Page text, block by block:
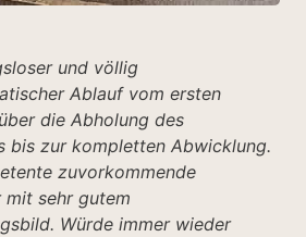
und völlig
Ablauf vom ersten
die Abholung des
bis zur kompletten Abwicklung.
zuvorkommende
sehr gutem
Würde immer wieder